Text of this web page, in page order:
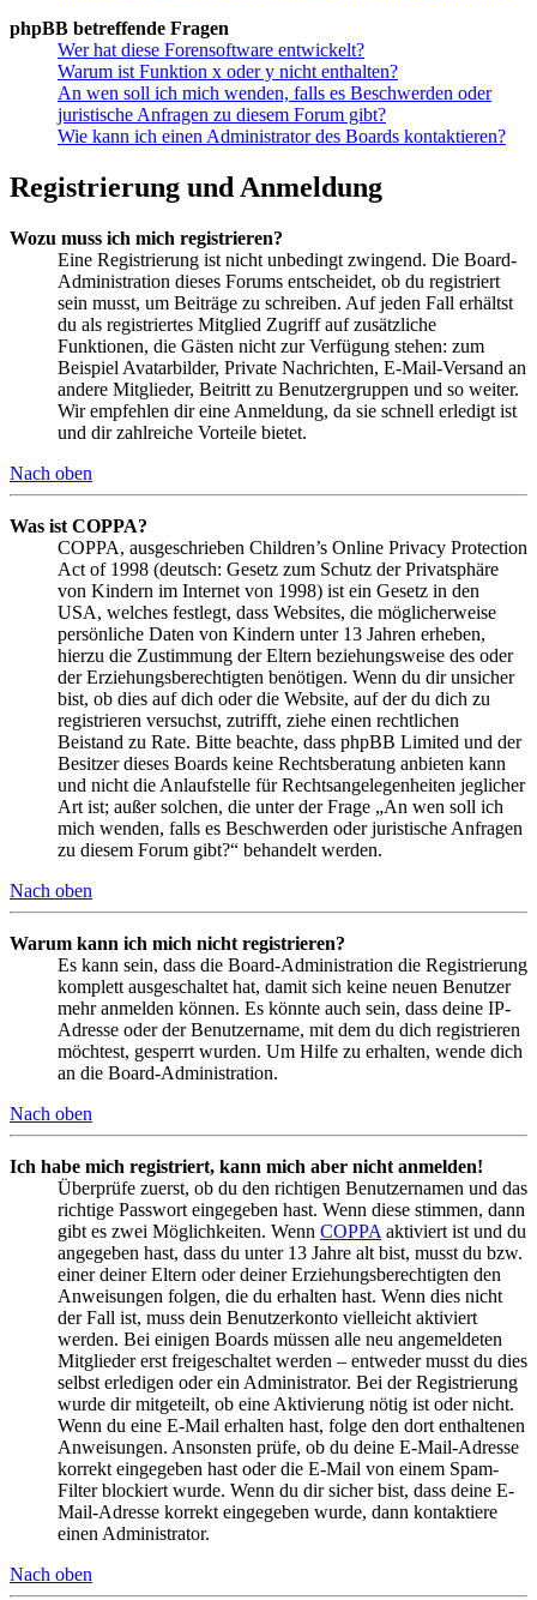
phpBB betreffende Fragen
Wer hat diese Forensoftware entwickelt?
Warum ist Funktion x oder y nicht enthalten?
An wen soll ich mich wenden, falls es Beschwerden oder
juristische Anfragen zu diesem Forum gibt?
Wie kann ich einen Administrator des Boards kontaktieren?
Registrierung und Anmeldung
Wozu muss ich mich registrieren?
Eine Registrierung ist nicht unbedingt zwingend. Die Board-
Administration dieses Forums entscheidet, ob du registriert
sein musst, um Beiträge zu schreiben. Auf jeden Fall erhältst
du als registriertes Mitglied Zugriff auf zusätzliche
Funktionen, die Gästen nicht zur Verfügung stehen: zum
Beispiel Avatarbilder, Private Nachrichten, E-Mail-Versand an
andere Mitglieder, Beitritt zu Benutzergruppen und so weiter.
Wir empfehlen dir eine Anmeldung, da sie schnell erledigt ist
und dir zahlreiche Vorteile bietet.
Nach oben
Was ist COPPA?
COPPA, ausgeschrieben Children’s Online Privacy Protection
Act of 1998 (deutsch: Gesetz zum Schutz der Privatsphäre
von Kindern im Internet von 1998) ist ein Gesetz in den
USA, welches festlegt, dass Websites, die möglicherweise
persönliche Daten von Kindern unter 13 Jahren erheben,
hierzu die Zustimmung der Eltern beziehungsweise des oder
der Erziehungsberechtigten benötigen. Wenn du dir unsicher
bist, ob dies auf dich oder die Website, auf der du dich zu
registrieren versuchst, zutrifft, ziehe einen rechtlichen
Beistand zu Rate. Bitte beachte, dass phpBB Limited und der
Besitzer dieses Boards keine Rechtsberatung anbieten kann
und nicht die Anlaufstelle für Rechtsangelegenheiten jeglicher
Art ist; außer solchen, die unter der Frage „An wen soll ich
mich wenden, falls es Beschwerden oder juristische Anfragen
zu diesem Forum gibt?“ behandelt werden.
Nach oben
Warum kann ich mich nicht registrieren?
Es kann sein, dass die Board-Administration die Registrierung
komplett ausgeschaltet hat, damit sich keine neuen Benutzer
mehr anmelden können. Es könnte auch sein, dass deine IP-
Adresse oder der Benutzername, mit dem du dich registrieren
möchtest, gesperrt wurden. Um Hilfe zu erhalten, wende dich
an die Board-Administration.
Nach oben
Ich habe mich registriert, kann mich aber nicht anmelden!
Überprüfe zuerst, ob du den richtigen Benutzernamen und das
richtige Passwort eingegeben hast. Wenn diese stimmen, dann
gibt es zwei Möglichkeiten. Wenn COPPA aktiviert ist und du
angegeben hast, dass du unter 13 Jahre alt bist, musst du bzw.
einer deiner Eltern oder deiner Erziehungsberechtigten den
Anweisungen folgen, die du erhalten hast. Wenn dies nicht
der Fall ist, muss dein Benutzerkonto vielleicht aktiviert
werden. Bei einigen Boards müssen alle neu angemeldeten
Mitglieder erst freigeschaltet werden – entweder musst du dies
selbst erledigen oder ein Administrator. Bei der Registrierung
wurde dir mitgeteilt, ob eine Aktivierung nötig ist oder nicht.
Wenn du eine E-Mail erhalten hast, folge den dort enthaltenen
Anweisungen. Ansonsten prüfe, ob du deine E-Mail-Adresse
korrekt eingegeben hast oder die E-Mail von einem Spam-
Filter blockiert wurde. Wenn du dir sicher bist, dass deine E-
Mail-Adresse korrekt eingegeben wurde, dann kontaktiere
einen Administrator.
Nach oben